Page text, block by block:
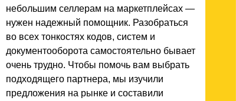
небольшим селлерам на маркетплейсах —
нужен надежный помощник. Разобраться
во всех тонкостях кодов, систем и
документооборота самостоятельно бывает
очень трудно. Чтобы помочь вам выбрать
подходящего партнера, мы изучили
предложения на рынке и составили